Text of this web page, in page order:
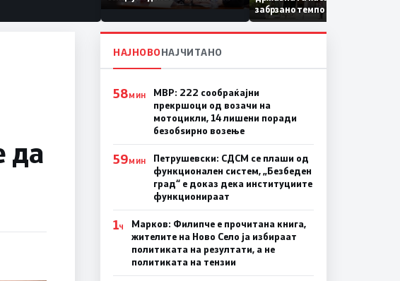
Коридор 8, Македонија
станува раскрсница на
Балканот
забрзано темпо
да
НАЈНОВОНАЈЧИТАНО
58МИН
МВР: 222 сообраќајни
прекршоци од возачи на
мотоцикли, 14 лишени поради
безобѕирно возење
59МИН
Петрушевски: СДСМ се плаши од
функционален систем, „Безбеден
град“ е доказ дека институциите
функционираат
1Ч
Марков: Филипче е прочитана книга,
жителите на Ново Село ја избираат
политиката на резултати, а не
политиката на тензии